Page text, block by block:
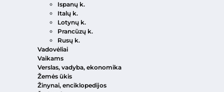
Ispanų k.
Italų k.
Lotynų k.
Prancūzų k.
Rusų k.
Vadovėliai
Vaikams
Verslas, vadyba, ekonomika
Žemės ūkis
Žinynai, enciklopedijos